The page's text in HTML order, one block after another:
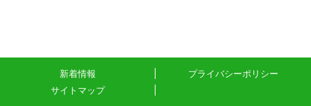
新着情報
プライバシーポリシー
サイトマップ